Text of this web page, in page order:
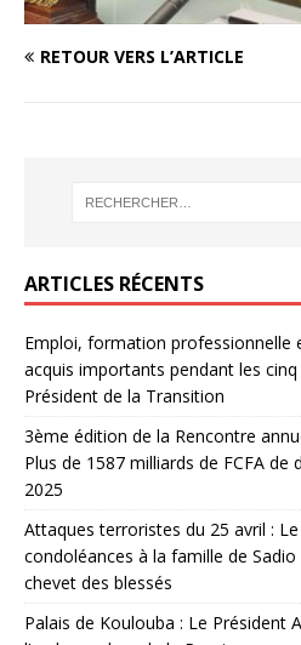
RETOUR VERS L’ARTICLE
ARTICLES RÉCENTS
Emploi, formation professionnelle
acquis importants pendant les
Président de la Transition
3ème édition de la Rencontre
Plus de 1587 milliards de FCFA
2025
Attaques terroristes du 25 avril :
condoléances à la famille de
chevet des blessés
Palais de Koulouba : Le Président